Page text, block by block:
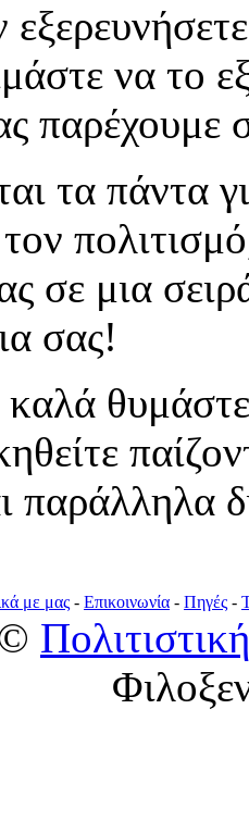
να το
παρέχουμε
τα πάντα
τον
σε μια
σας!
παράλληλα
με μας - Επικοινωνία - Πηγές -